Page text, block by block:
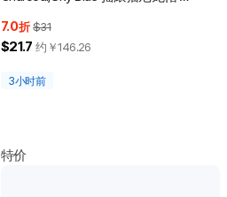
7.0折 $31
$21.7 约￥146.26
3小时前
特价